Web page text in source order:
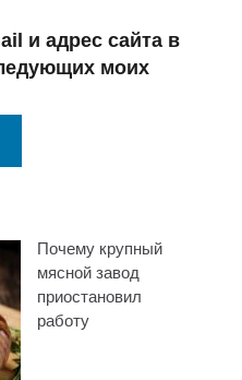
и адрес сайта в
моих
Почему крупный
мясной завод
приостановил
работу